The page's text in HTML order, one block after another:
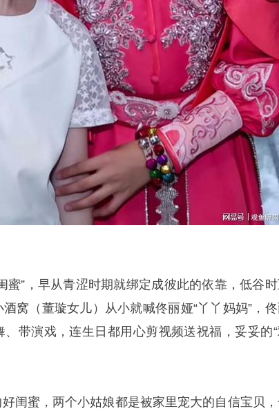
蜜”，早从青涩时期就绑定成彼此的依靠，低谷
窝（董璇女儿）从小就喊佟丽娅“丫丫妈妈”，
带演戏，连生日都用心剪视频送祝福，妥妥的
闺蜜，两个小姑娘都是被家里宠大的自信宝贝